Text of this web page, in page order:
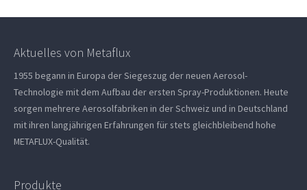
Aktuelles von Metaflux
1955 begann in Europa der Siegeszug der neuen Aerosol-
Technologie mit dem Aufbau der ersten Spray-Produktionen. Heute
sorgen mehrere Aerosolfabriken in der Schweiz und in Deutschland
mit ihren langjährigen Erfahrungen für stets gleichbleibend hohe
METAFLUX-Qualität.
Produkte